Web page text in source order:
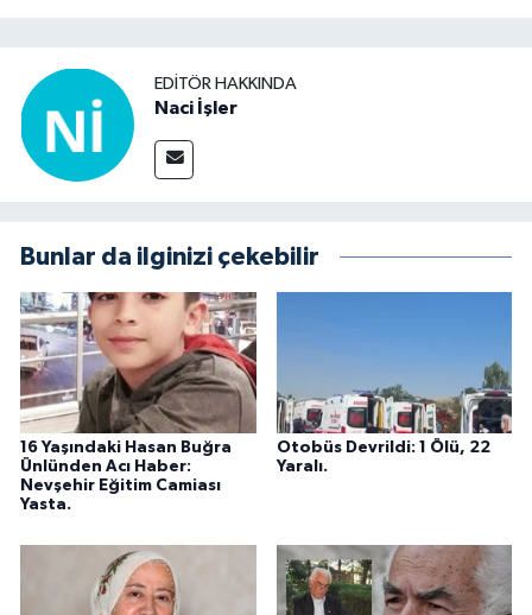
EDITÖR HAKKINDA
Naci İşler
Bunlar da ilginizi çekebilir
16 Yaşındaki Hasan Buğra
Ünlünden Acı Haber:
Nevşehir Eğitim Camiası
Yasta.
Otobüs Devrildi: 1 Ölü, 22
Yaralı.